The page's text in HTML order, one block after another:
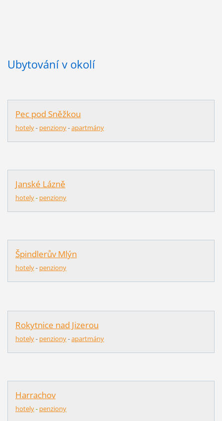
Ubytování v okolí
Pec pod Sněžkou
hotely- penziony-apartmány
Janské Lázně
hotely- penziony
Špindlerův Mlýn
hotely- penziony
Rokytnice nad Jizerou
hotely- penziony-apartmány
Harrachov
hotely- penziony